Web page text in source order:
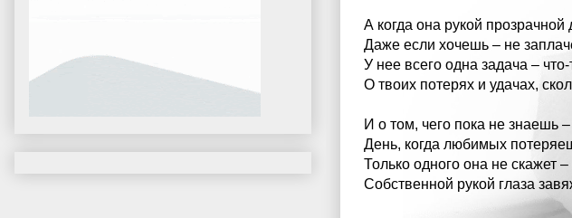
А когда она рукой прозрачной
Даже если хочешь – не
У нее всего одна задача –
О твоих потерях и удачах,
И о том, чего пока не знаешь
День, когда любимых
Только одного она не скажет
Собственной рукой глаза